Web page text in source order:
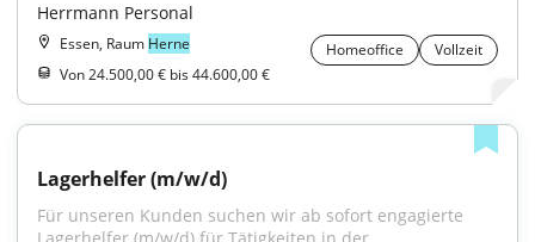
Herrmann Personal
Essen, Raum Herne Homeoffice
Vollzeit
Von 24.500,00 € bis 44.600,00 €
Lagerhelfer (m/w/d)
Für unseren Kunden suchen wir ab sofort engagierte